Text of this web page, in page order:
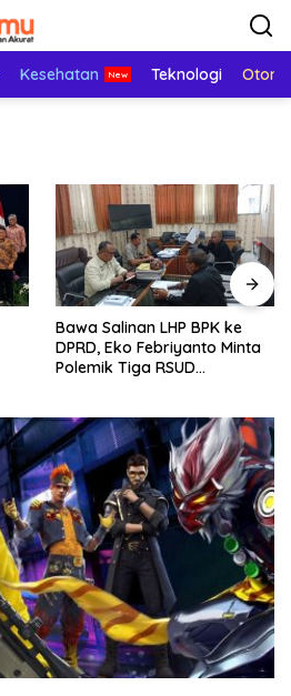
Kesehatan Teknologi
Bawa Salinan LHP BPK ke
DPRD, Eko Febriyanto Minta
Polemik Tiga RSUD